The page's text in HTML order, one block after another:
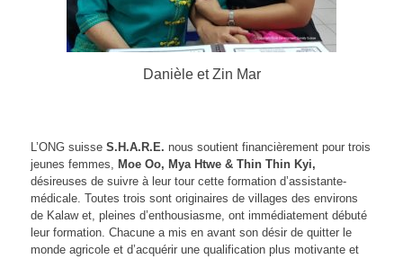
Danièle et Zin Mar
L’ONG suisse S.H.A.R.E. nous soutient financièrement pour trois
jeunes femmes, Moe Oo, Mya Htwe & Thin Thin Kyi,
désireuses de suivre à leur tour cette formation d’assistante-
médicale. Toutes trois sont originaires de villages des environs
de Kalaw et, pleines d’enthousiasme, ont immédiatement débuté
leur formation. Chacune a mis en avant son désir de quitter le
monde agricole et d’acquérir une qualification plus motivante et